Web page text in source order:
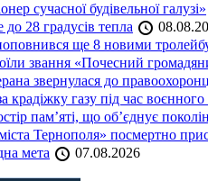
сучасної будівельної галузі»
28 градусів тепла
ще 8 новими
звання «Почесний
звернулася до
крадіжку газу під час воєнного
пам’яті, що об’єднує
Тернополя» посмертно
мета
07.08.2026